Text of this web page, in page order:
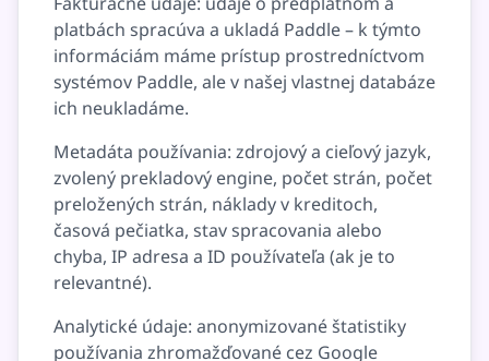
platbách spracúva a ukladá Paddle – k týmto
informáciám máme prístup prostredníctvom
systémov Paddle, ale v našej vlastnej databáze
ich neukladáme.
Metadáta používania: zdrojový a cieľový jazyk,
zvolený prekladový engine, počet strán, počet
preložených strán, náklady v kreditoch,
časová pečiatka, stav spracovania alebo
chyba, IP adresa a ID používateľa (ak je to
relevantné).
Analytické údaje: anonymizované štatistiky
používania zhromažďované cez Google